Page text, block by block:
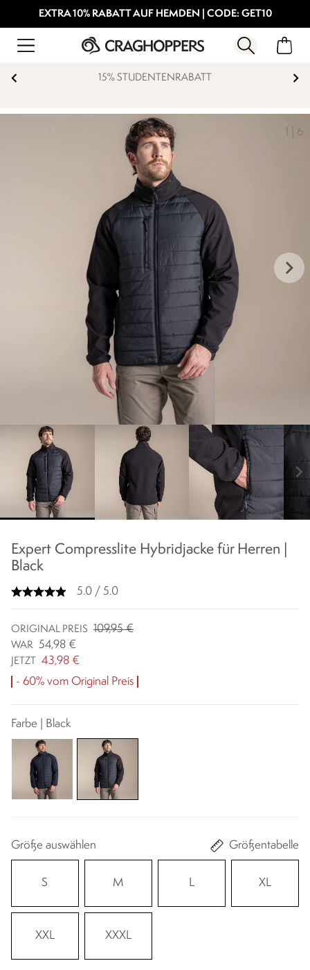
EXTRA 10% RABATT AUF HEMDEN | CODE: GET10
15% STUDENTENRABATT
1 6
keyboard_arrow_right
chevron_right
Expert Compresslite Hybridjacke für Herren |
Black
5.0 / 5.0
ORIGINAL PREIS 109,95 €
WAR 54,98 €
JETZT 43,98 €
- 60% vom Original Preis
Farbe | Black
Größe auswählen Größentabelle
S M L XL
XXL XXXL